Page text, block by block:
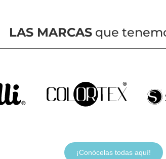
LAS MARCASque
¡Conócelas todas aquí!